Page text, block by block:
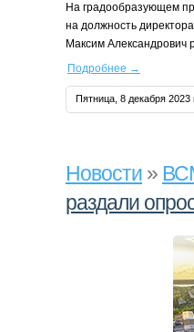
На градообразующем
на должность
Максим Александрович
Подробнее →
Пятница, 8 декабря
Новости »
раздали